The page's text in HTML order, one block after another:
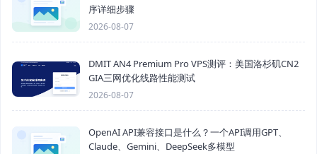
序详细步骤
2026-08-07
DMIT AN4 Premium Pro VPS测评：美国洛杉矶CN2
GIA三网优化线路性能测试
2026-08-07
OpenAI API兼容接口是什么？一个API调用GPT、
Claude、Gemini、DeepSeek多模型